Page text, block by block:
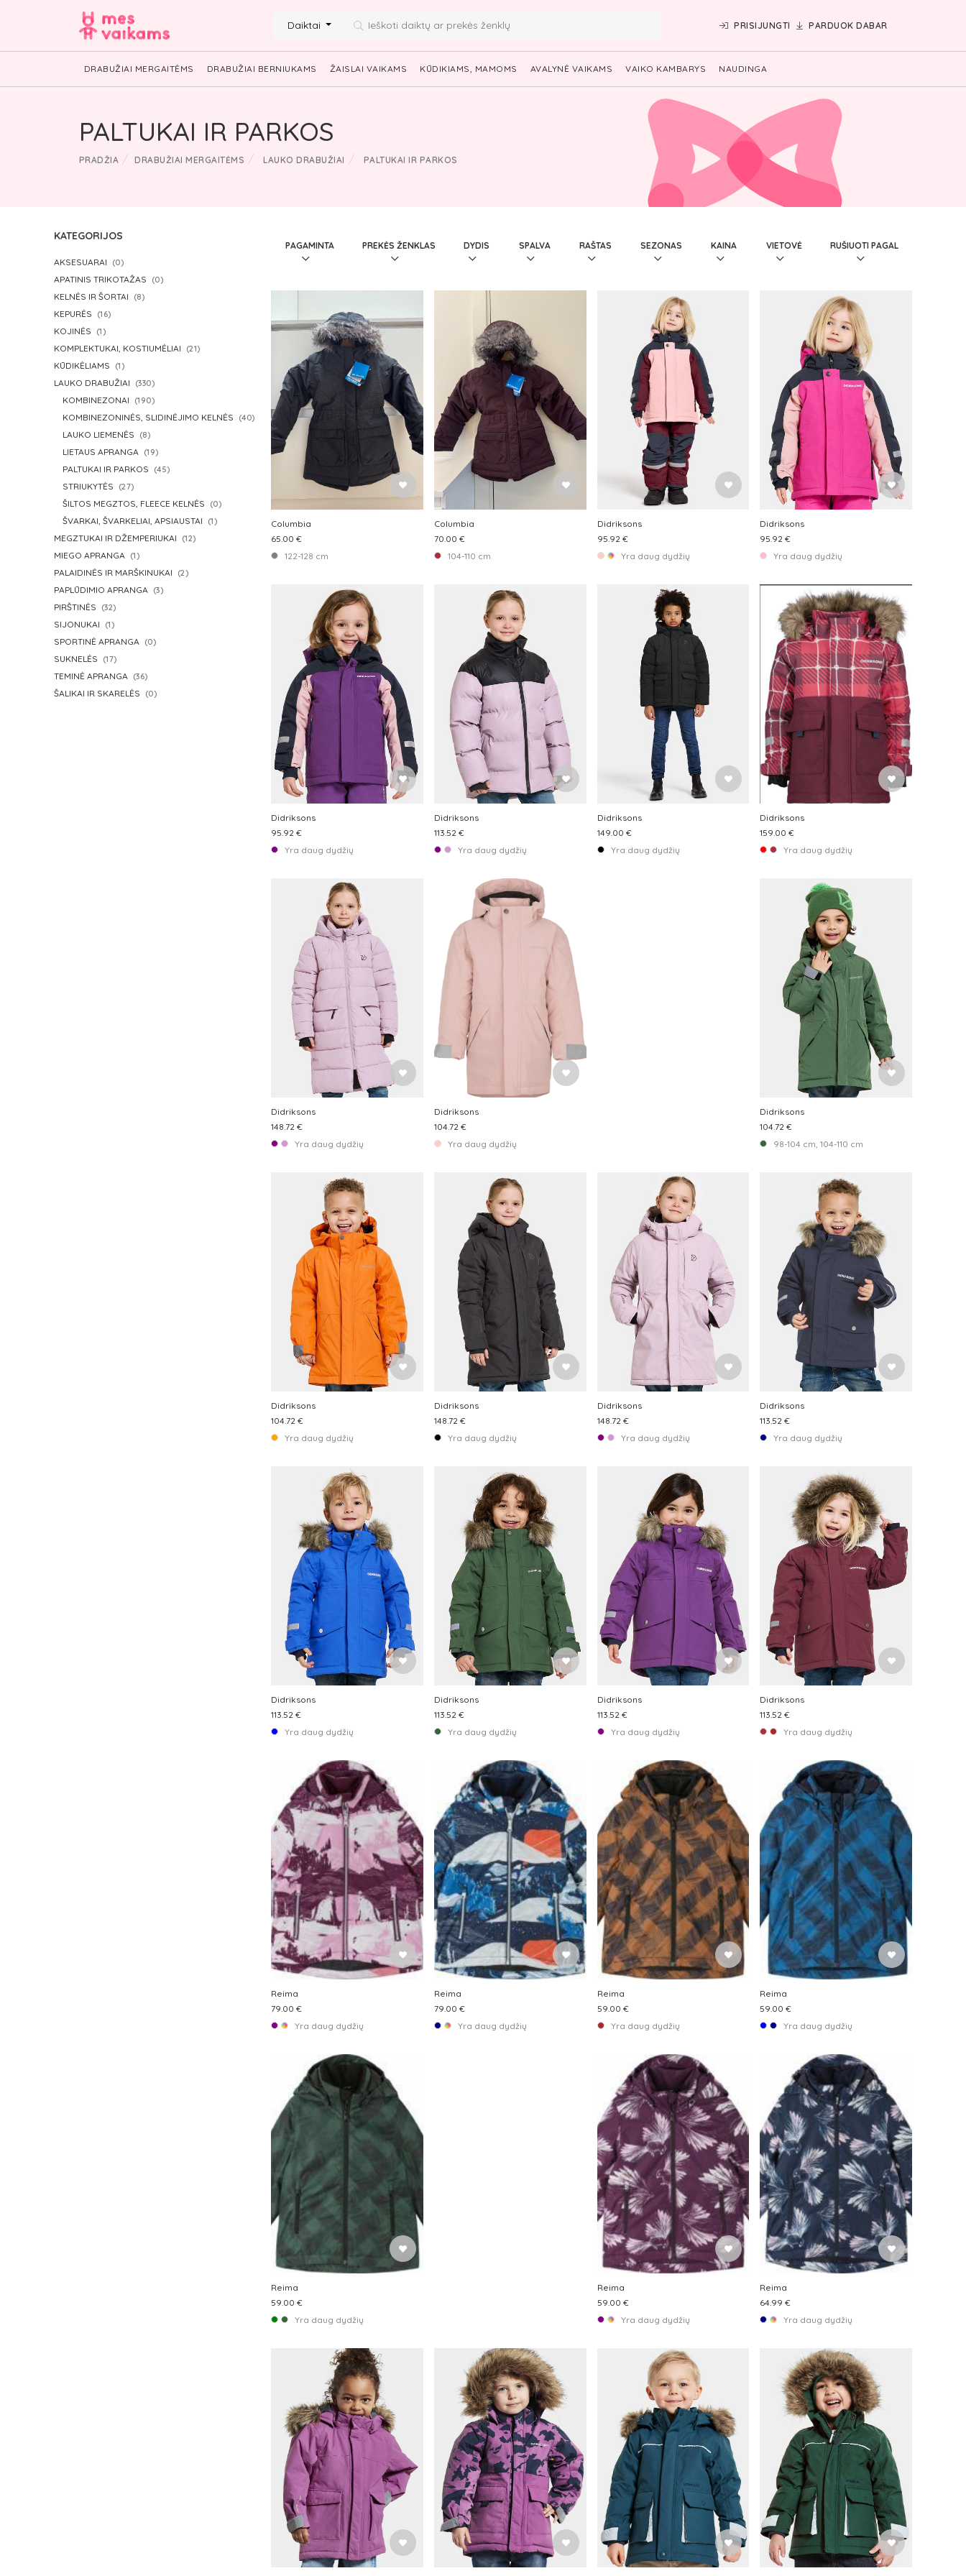
Daiktai PRISIJUNGTI PARDUOK DABAR
DRABUŽIAI MERGAITĖMS DRABUŽIAI BERNIUKAMS ŽAISLAI VAIKAMS KŪDIKIAMS, MAMOMS AVALYNĖ VAIKAMS VAIKO KAMBARYS NAUDINGA
PALTUKAI IR PARKOS
PRADŽIA DRABUŽIAI MERGAITĖMS LAUKO DRABUŽIAI PALTUKAI IR PARKOS
KATEGORIJOS
AKSESUARAI (0)
APATINIS TRIKOTAŽAS (0)
KELNĖS IR ŠORTAI (8)
KEPURĖS (16)
KOJINĖS (1)
KOMPLEKTUKAI, KOSTIUMĖLIAI (21)
KŪDIKĖLIAMS (1)
LAUKO DRABUŽIAI (330)
KOMBINEZONAI (190)
KOMBINEZONINĖS, SLIDINĖJIMO KELNĖS (40)
LAUKO LIEMENĖS (8)
LIETAUS APRANGA (19)
PALTUKAI IR PARKOS (45)
STRIUKYTĖS (27)
ŠILTOS MEGZTOS, FLEECE KELNĖS (0)
ŠVARKAI, ŠVARKELIAI, APSIAUSTAI (1)
MEGZTUKAI IR DŽEMPERIUKAI (12)
MIEGO APRANGA (1)
PALAIDINĖS IR MARŠKINUKAI (2)
PAPLŪDIMIO APRANGA (3)
PIRŠTINĖS (32)
SIJONUKAI (1)
SPORTINĖ APRANGA (0)
SUKNELĖS (17)
TEMINĖ APRANGA (36)
ŠALIKAI IR SKARELĖS (0)
PAGAMINTA SPALVA VIETOVĖ
Columbia
65.00 €
122-128 cm
Columbia
70.00 €
104-110 cm
Didriksons
95.92 €
Yra daug dydžių
Didriksons
95.92 €
Yra daug dydžių
Didriksons
95.92 €
Yra daug dydžių
Didriksons
113.52 €
Yra daug dydžių
Didriksons
149.00 €
Yra daug dydžių
Didriksons
159.00 €
Yra daug dydžių
Didriksons
148.72 €
Yra daug dydžių
Didriksons
104.72 €
Yra daug dydžių
Didriksons
104.72 €
98-104 cm, 104-110 cm
Didriksons
104.72 €
Yra daug dydžių
Didriksons
148.72 €
Yra daug dydžių
Didriksons
148.72 €
Yra daug dydžių
Didriksons
113.52 €
Yra daug dydžių
Didriksons
113.52 €
Yra daug dydžių
Didriksons
113.52 €
Yra daug dydžių
Didriksons
113.52 €
Yra daug dydžių
Didriksons
113.52 €
Yra daug dydžių
Reima
79.00 €
Yra daug dydžių
Reima
79.00 €
Yra daug dydžių
Reima
59.00 €
Yra daug dydžių
Reima
59.00 €
Yra daug dydžių
Reima
59.00 €
Yra daug dydžių
Reima
59.00 €
Yra daug dydžių
Reima
64.99 €
Yra daug dydžių